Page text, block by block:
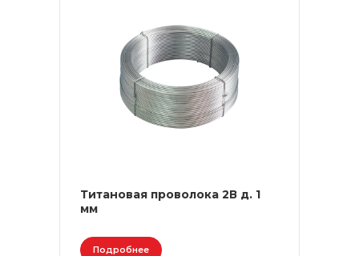
Титановая проволока 2В д. 1
мм
Подробнее